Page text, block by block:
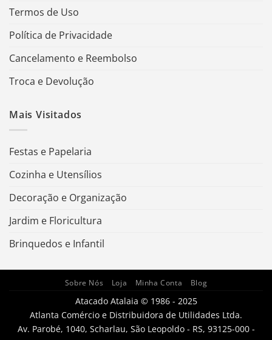
Termos de Uso
Política de Privacidade
Cancelamento e Reembolso
Troca e Devolução
Mais Visitados
Festas e Papelaria
Cozinha e Utensílios
Decoração e Organização
Jardim e Floricultura
Brinquedos e Infantil
Sobre Nós Loja Minha Conta Blog
Atacado Atalaia © 1986 - 2025
Atlanta Comércio e Distribuidora de Utilidades Ltda.
Av. Parobé, 1040, Scharlau, São Leopoldo - RS, 93125-000 -